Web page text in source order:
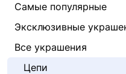
Самые популярные
Эксклюзивные
Все украшения
Цепи